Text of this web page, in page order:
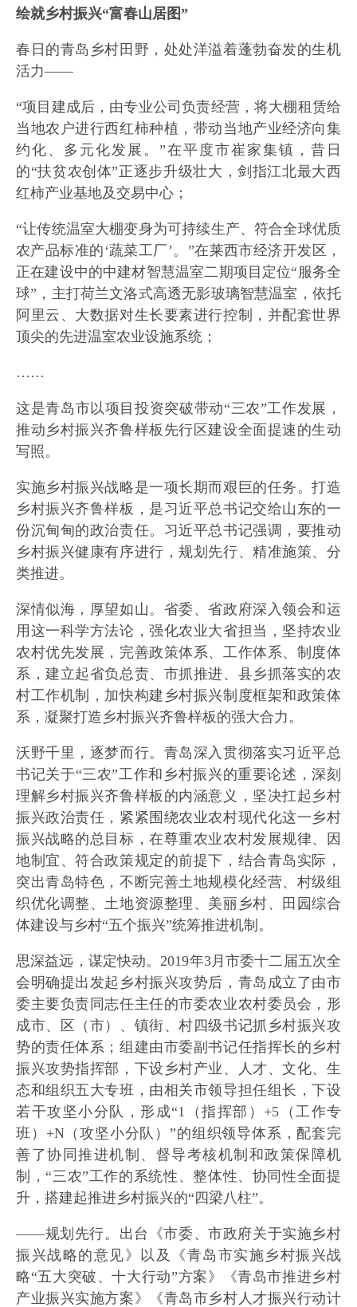
绘就乡村振兴“富春山居图”
春日的青岛乡村田野，处处洋溢着蓬勃奋发的生机
活力——
“项目建成后，由专业公司负责经营，将大棚租赁给
当地农户进行西红柿种植，带动当地产业经济向集
约化、多元化发展。”在平度市崔家集镇，昔日
的“扶贫农创体”正逐步升级壮大，剑指江北最大西
红柿产业基地及交易中心；
“让传统温室大棚变身为可持续生产、符合全球优质
农产品标准的‘蔬菜工厂’。”在莱西市经济开发区，
正在建设中的中建材智慧温室二期项目定位“服务全
球”，主打荷兰文洛式高透无影玻璃智慧温室，依托
阿里云、大数据对生长要素进行控制，并配套世界
顶尖的先进温室农业设施系统；
……
这是青岛市以项目投资突破带动“三农”工作发展，
推动乡村振兴齐鲁样板先行区建设全面提速的生动
写照。
实施乡村振兴战略是一项长期而艰巨的任务。打造
乡村振兴齐鲁样板，是习近平总书记交给山东的一
份沉甸甸的政治责任。习近平总书记强调，要推动
乡村振兴健康有序进行，规划先行、精准施策、分
类推进。
深情似海，厚望如山。省委、省政府深入领会和运
用这一科学方法论，强化农业大省担当，坚持农业
农村优先发展，完善政策体系、工作体系、制度体
系，建立起省负总责、市抓推进、县乡抓落实的农
村工作机制，加快构建乡村振兴制度框架和政策体
系，凝聚打造乡村振兴齐鲁样板的强大合力。
沃野千里，逐梦而行。青岛深入贯彻落实习近平总
书记关于“三农”工作和乡村振兴的重要论述，深刻
理解乡村振兴齐鲁样板的内涵意义，坚决扛起乡村
振兴政治责任，紧紧围绕农业农村现代化这一乡村
振兴战略的总目标，在尊重农业农村发展规律、因
地制宜、符合政策规定的前提下，结合青岛实际，
突出青岛特色，不断完善土地规模化经营、村级组
织优化调整、土地资源整理、美丽乡村、田园综合
体建设与乡村“五个振兴”统筹推进机制。
思深益远，谋定快动。2019年3月市委十二届五次全
会明确提出发起乡村振兴攻势后，青岛成立了由市
委主要负责同志任主任的市委农业农村委员会，形
成市、区（市）、镇街、村四级书记抓乡村振兴攻
势的责任体系；组建由市委副书记任指挥长的乡村
振兴攻势指挥部，下设乡村产业、人才、文化、生
态和组织五大专班，由相关市领导担任组长，下设
若干攻坚小分队，形成“1（指挥部）+5（工作专
班）+N（攻坚小分队）”的组织领导体系，配套完
善了协同推进机制、督导考核机制和政策保障机
制，“三农”工作的系统性、整体性、协同性全面提
升，搭建起推进乡村振兴的“四梁八柱”。
——规划先行。出台《市委、市政府关于实施乡村
振兴战略的意见》以及《青岛市实施乡村振兴战
略“五大突破、十大行动”方案》《青岛市推进乡村
产业振兴实施方案》《青岛市乡村人才振兴行动计